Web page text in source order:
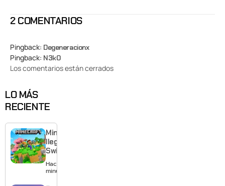
2 COMENTARIOS
Pingback: Degeneracionx
Pingback: N3k0
Los comentarios están cerrados
LO MÁS
RECIENTE
Minecraft
llega a
Switch 2
con
mejores
Hace 2
minutos